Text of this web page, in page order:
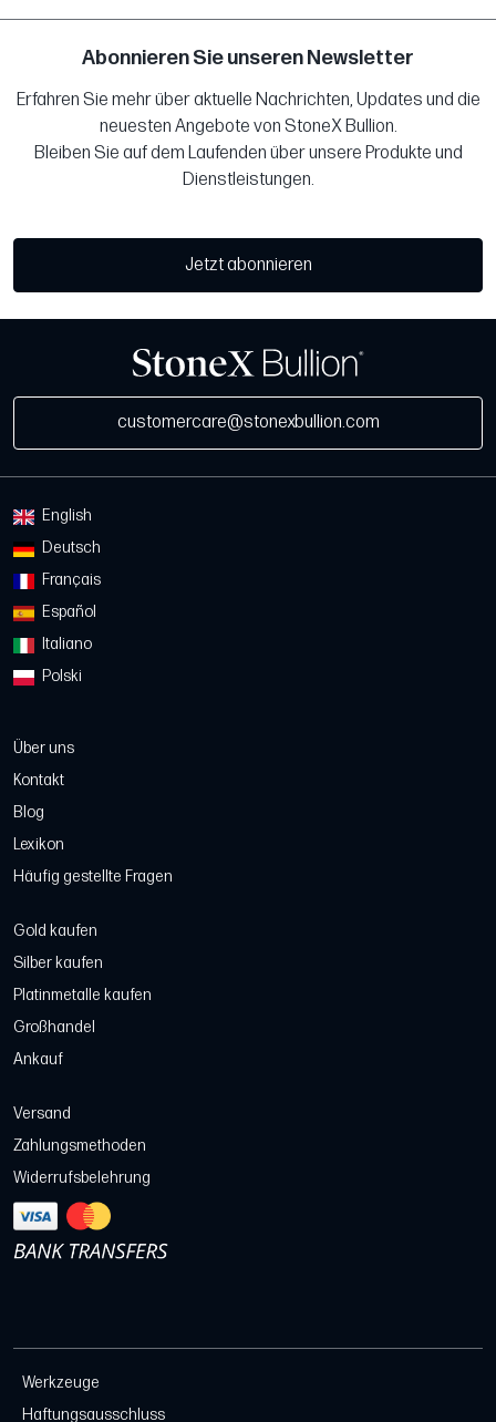
Abonnieren Sie unseren Newsletter
Erfahren Sie mehr über aktuelle Nachrichten, Updates und die
neuesten Angebote von StoneX Bullion.
Bleiben Sie auf dem Laufenden über unsere Produkte und
Dienstleistungen.
Jetzt abonnieren
customercare@stonexbullion.com
English
Deutsch
Français
Español
Italiano
Polski
Über uns
Kontakt
Blog
Lexikon
Häufig gestellte Fragen
Gold kaufen
Silber kaufen
Platinmetalle kaufen
Großhandel
Ankauf
Versand
Zahlungsmethoden
Widerrufsbelehrung
Werkzeuge
Haftungsausschluss